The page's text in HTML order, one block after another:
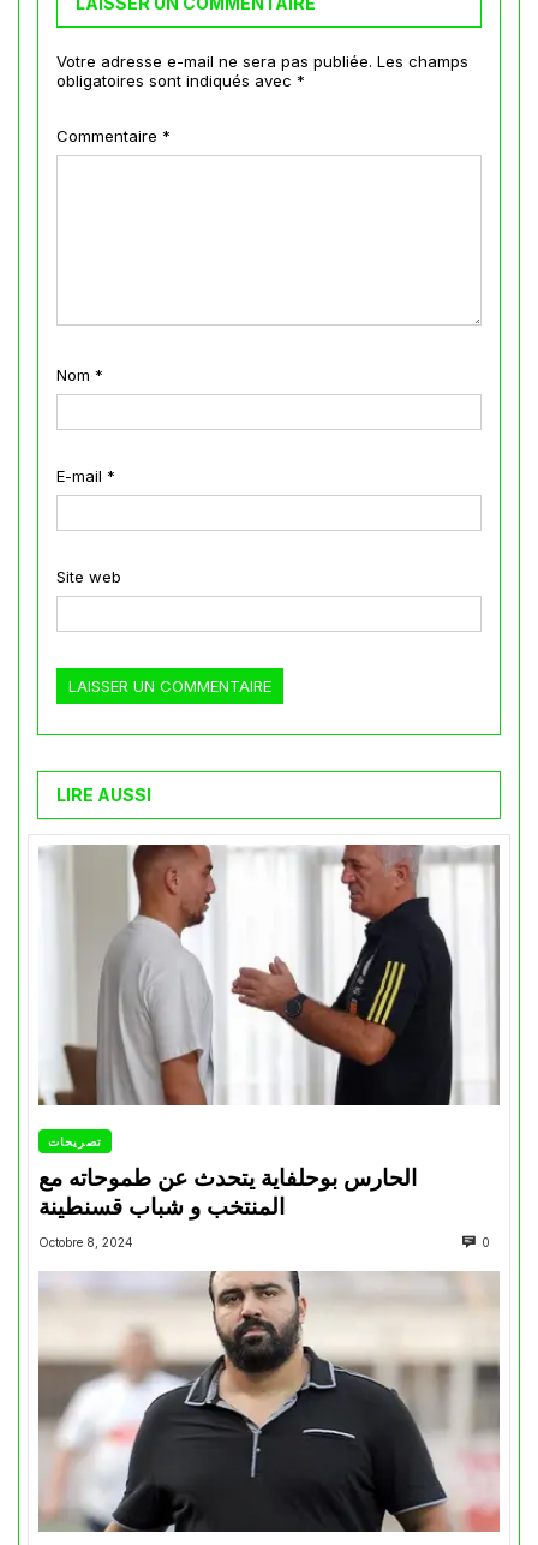
Votre adresse e-mail ne sera pas publiée. Les champs
obligatoires sont indiqués avec *
Commentaire *
Nom *
E-mail *
Site web
LIRE AUSSI
تصريحات
الحارس بوحلفاية يتحدث عن طموحاته مع
المنتخب و شباب قسنطينة
Octobre 8, 2024 0